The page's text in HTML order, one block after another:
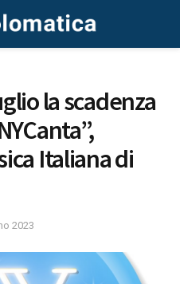
la scadenza
Italiana di
2023